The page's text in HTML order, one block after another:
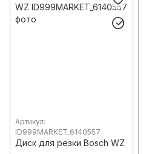
Артикул:
ID999MARKET_6140557
Диск для резки Bosch WZ